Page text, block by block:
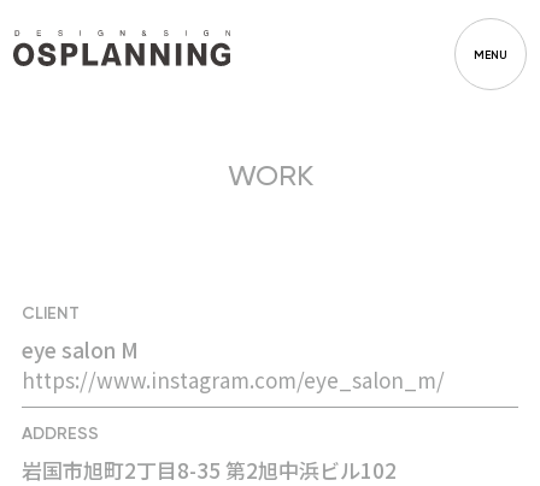
MENU
WORK
CLIENT
eye salon M
https://www.instagram.com/eye_salon_m/
ADDRESS
岩国市旭町2丁目8-35 第2旭中浜ビル102